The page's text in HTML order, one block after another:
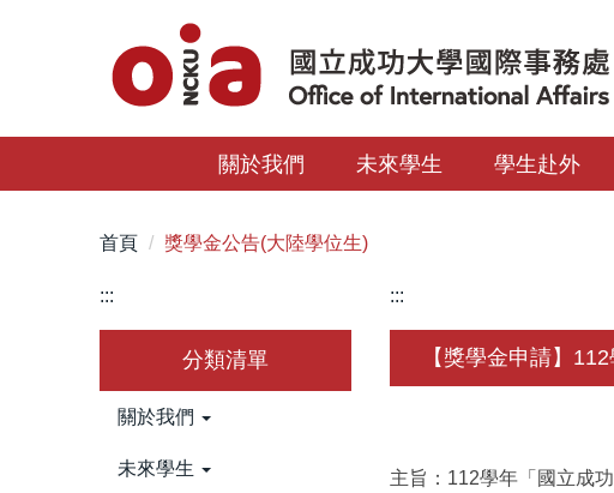
內
區
關於我們 未來學生 學生赴外
首頁 獎學金公告(大陸學位生)
:::
分類清單
關於我們
未來學生
:::
【獎學金申請】
主旨：112學年「國立成